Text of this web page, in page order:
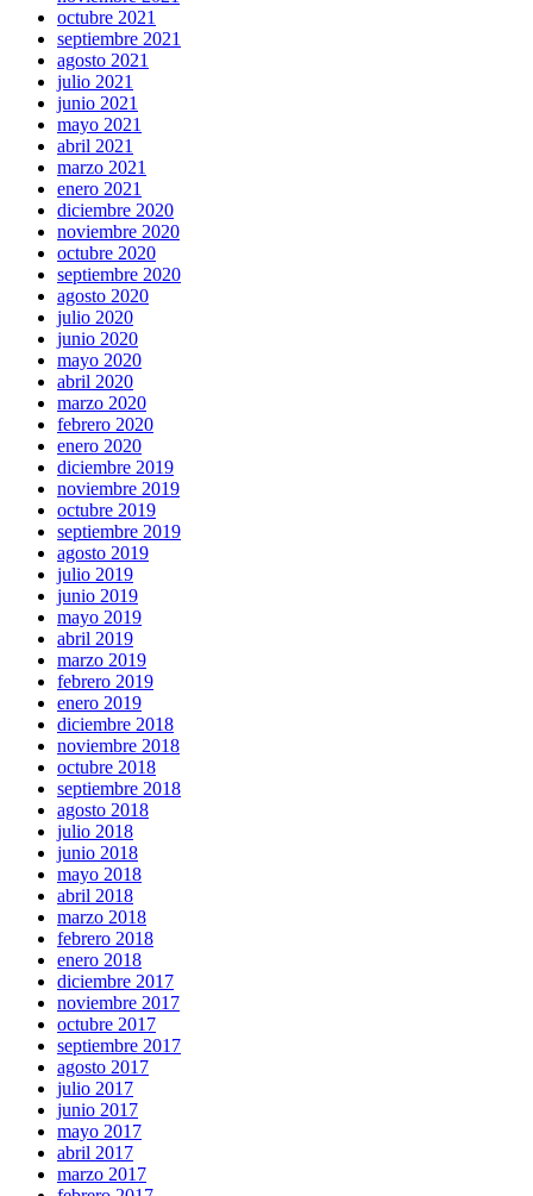
octubre 2021
septiembre 2021
agosto 2021
julio 2021
junio 2021
mayo 2021
abril 2021
marzo 2021
enero 2021
diciembre 2020
noviembre 2020
octubre 2020
septiembre 2020
agosto 2020
julio 2020
junio 2020
mayo 2020
abril 2020
marzo 2020
febrero 2020
enero 2020
diciembre 2019
noviembre 2019
octubre 2019
septiembre 2019
agosto 2019
julio 2019
junio 2019
mayo 2019
abril 2019
marzo 2019
febrero 2019
enero 2019
diciembre 2018
noviembre 2018
octubre 2018
septiembre 2018
agosto 2018
julio 2018
junio 2018
mayo 2018
abril 2018
marzo 2018
febrero 2018
enero 2018
diciembre 2017
noviembre 2017
octubre 2017
septiembre 2017
agosto 2017
julio 2017
junio 2017
mayo 2017
abril 2017
marzo 2017